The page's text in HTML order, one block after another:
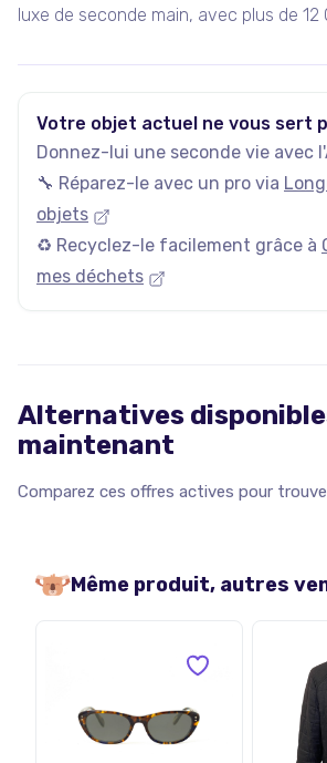
luxe de seconde main, avec plus de
nouveaux articles ajoutés chaque jour.
Votre objet actuel ne vous sert
Donnez-lui une seconde vie avec
🔧 Réparez-le avec un pro via
objets
♻️ Recyclez-le facilement grâce à
mes déchets
Alternatives
maintenant
Comparez ces offres actives pour
Même produit, autres